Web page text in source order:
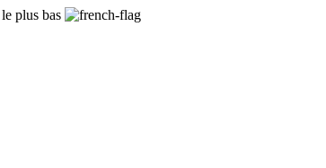
plus bas